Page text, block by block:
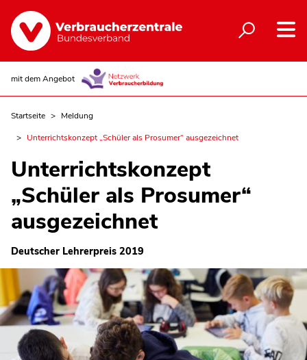
mit dem Angebot
Startseite
Meldung
Unterrichtskonzept „Schüler als Prosumer“ ausgezeichnet
Unterrichtskonzept
„Schüler als Prosumer“
ausgezeichnet
Deutscher Lehrerpreis 2019